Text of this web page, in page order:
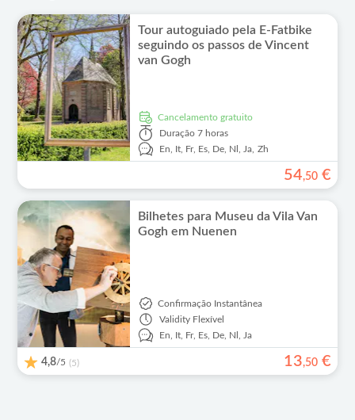
Tour autoguiado pela E-Fatbike
seguindo os passos de Vincent
van Gogh
Cancelamento gratuito
Duração 7 horas
En,
It, Fr, Es, De, Nl, Ja, Zh
54,50 €
Bilhetes para Museu da Vila Van
Gogh em Nuenen
Confirmação Instantânea
Validity Flexível
En,
It, Fr, Es, De, Nl, Ja
4,8/5 (5) 13,50 €